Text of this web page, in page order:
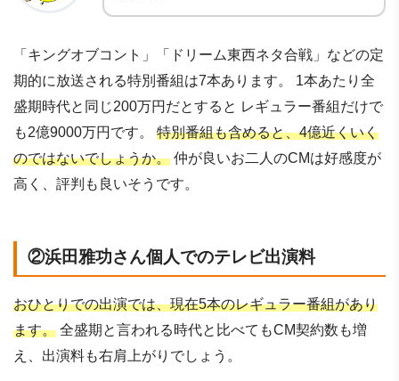
「キングオブコント」「ドリーム東西ネタ合戦」などの定
期的に放送される特別番組は7本あります。 1本あたり全
盛期時代と同じ200万円だとすると レギュラー番組だけで
も2億9000万円です。 特別番組も含めると、4億近くいく
のではないでしょうか。 仲が良いお二人のCMは好感度が
高く、評判も良いそうです。
②浜田雅功さん個人でのテレビ出演料
おひとりでの出演では、現在5本のレギュラー番組があり
ます。 全盛期と言われる時代と比べてもCM契約数も増
え、出演料も右肩上がりでしょう。